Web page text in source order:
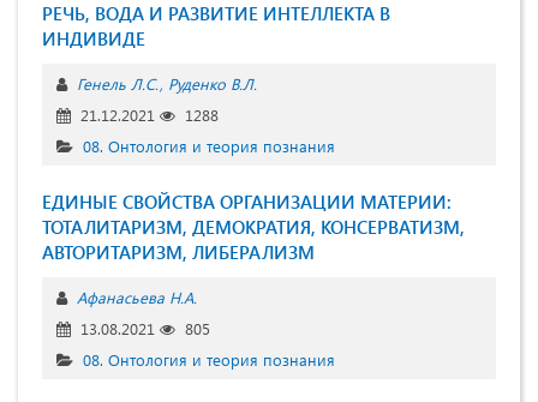
РЕЧЬ, ВОДА И РАЗВИТИЕ ИНТЕЛЛЕКТА В
ИНДИВИДЕ
Генель Л.С. Руденко В.Л.
21.12.2021
1288
08. Онтология и теория познания
ЕДИНЫЕ СВОЙСТВА ОРГАНИЗАЦИИ МАТЕРИИ:
ТОТАЛИТАРИЗМ, ДЕМОКРАТИЯ, КОНСЕРВАТИЗМ,
АВТОРИТАРИЗМ, ЛИБЕРАЛИЗМ
Афанасьева Н.А.
13.08.2021
805
08. Онтология и теория познания